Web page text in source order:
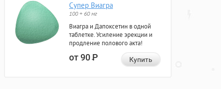
Супер Виагра
100 + 60 мг
Виагра и Дапоксетин в одной
таблетке. Усиление эрекции и
продление полового акта!
от 90Р Купить